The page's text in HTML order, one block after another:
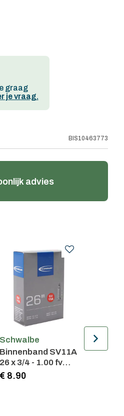
graag
je vraag.
BIS10463773
advies
Schwalbe
Binnenband SV11A
26 x 3/4 - 1.00 fv
40mm
€ 8.90